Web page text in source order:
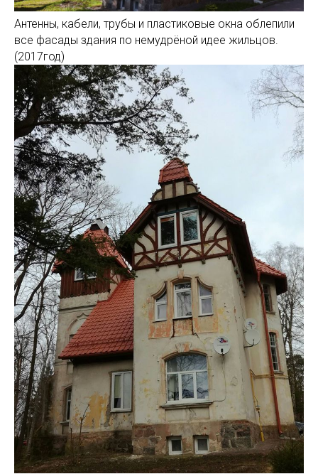
Антенны, кабели, трубы и пластиковые окна облепили
все фасады здания по немудрёной идее жильцов.
(2017год)